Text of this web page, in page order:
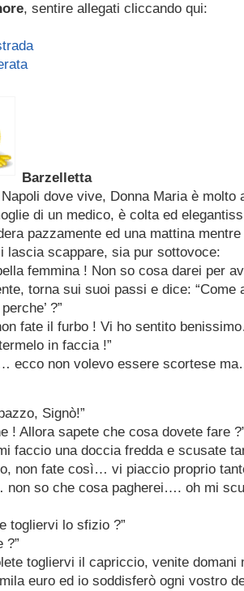
, sentire allegati cliccando qui:
Barzelletta
dove vive, Donna Maria è molto
di un medico, è colta ed
pazzamente ed una mattina
lascia scappare, sia pur sottovoce:
femmina ! Non so cosa darei per
torna sui suoi passi e dice: “Come
?”
fate il furbo ! Vi ho sentito
in faccia !”
ecco non volevo essere scortese
Signò!”
! Allora sapete che cosa dovete fare
faccio una doccia fredda e scusate
non fate così… vi piaccio proprio
non so che cosa pagherei…. oh mi
togliervi lo sfizio ?”
?”
togliervi il capriccio, venite domani
euro ed io soddisferò ogni vostro